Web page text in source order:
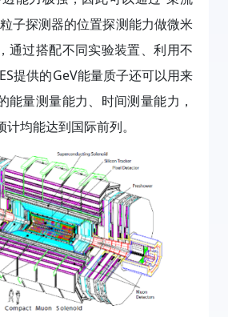
子探测器的位置探测能力做微米
通过搭配不同实验装置、利用不
提供的GeV能量质子还可以用来
能量测量能力、时间测量能力，
均能达到国际前列。